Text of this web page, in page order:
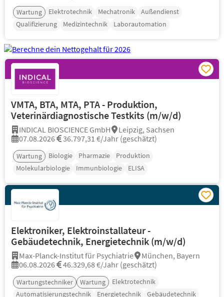
Wartung Elektrotechnik Mechatronik
Außendienst
Qualifizierung
Medizintechnik Laborautomation
VMTA, BTA, MTA, PTA - Produktion,
Veterinärdiagnostische Testkits (m/w/d)
INDICAL BIOSCIENCE GmbH
Leipzig, Sachsen
07.08.2026
36.797,31 €/Jahr (geschätzt)
Wartung Biologie Pharmazie
Produktion
Molekularbiologie
Immunbiologie ELISA
Elektroniker, Elektroinstallateur -
Gebäudetechnik, Energietechnik (m/w/d)
Max-Planck-Institut für Psychiatrie
München, Bayern
06.08.2026
46.329,68 €/Jahr (geschätzt)
Wartungstechniker Wartung
Elektrotechnik
Automatisierungstechnik
Energietechnik
Gebäudetechnik